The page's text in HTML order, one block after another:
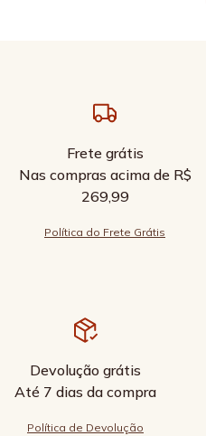
Frete grátis
Nas compras acima de R$
269,99
Política do Frete Grátis
Devolução grátis
Até 7 dias da compra
Política de Devolução